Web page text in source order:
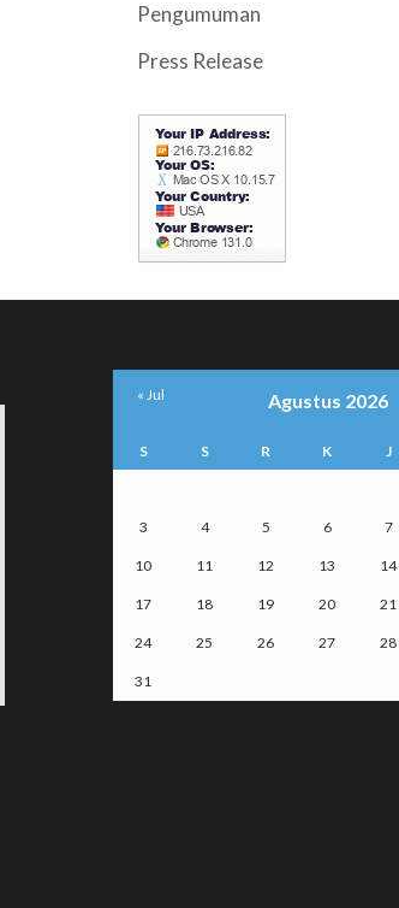
Pengumuman
Press Release
Agustus 2026
S S R K J
3 4 5 6 7
10 11 12 13 14
17 18 19 20 21
24 25 26 27 28
31
« Jul